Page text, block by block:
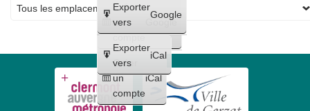
Créer
un
compte
Google
Créer
un
compte
iCal
Exporter
vers
Google
Exporter
vers
iCal